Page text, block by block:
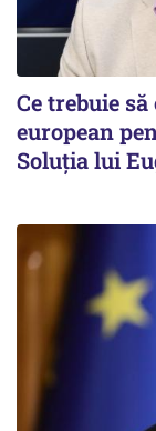
Ce trebuie
european
Soluția lui